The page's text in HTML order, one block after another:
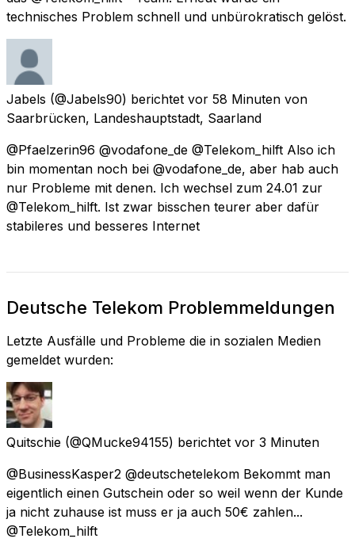
technisches Problem schnell und unbürokratisch gelöst.
Jabels (@Jabels90) berichtet vor 58 Minuten von
Saarbrücken, Landeshauptstadt, Saarland
@Pfaelzerin96 @vodafone_de @Telekom_hilft Also ich
bin momentan noch bei @vodafone_de, aber hab auch
nur Probleme mit denen. Ich wechsel zum 24.01 zur
@Telekom_hilft. Ist zwar bisschen teurer aber dafür
stabileres und besseres Internet
Deutsche Telekom Problemmeldungen
Letzte Ausfälle und Probleme die in sozialen Medien
gemeldet wurden:
Quitschie (@QMucke94155) berichtet vor 3 Minuten
@BusinessKasper2 @deutschetelekom Bekommt man
eigentlich einen Gutschein oder so weil wenn der Kunde
ja nicht zuhause ist muss er ja auch 50€ zahlen...
@Telekom_hilft